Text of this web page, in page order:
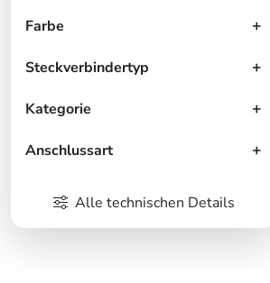
Farbe
Steckverbindertyp
Kategorie
Anschlussart
Alle technischen Details